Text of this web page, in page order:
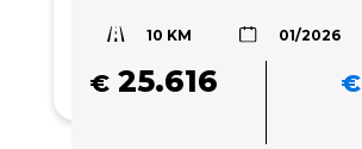
10 KM 01/2026
€ 25.616 €